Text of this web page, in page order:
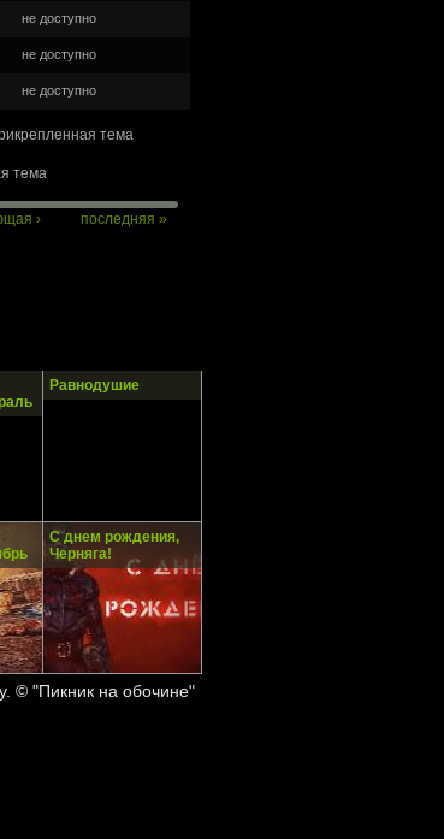
не доступно
не доступно
не доступно
тема
тема
› последняя »
Равнодушие
С днем рождения,
Черняга!
© "Пикник на обочине"